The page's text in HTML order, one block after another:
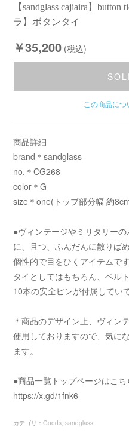
【sandglass cajiaira】
ラ】ボタンタイ
￥35,200 (税込)
この商品に
商品詳細
brand＊sandglass
no.＊CG268
color＊G
size＊one(トップ部分幅 約
●ヴィンテージやミリタリー
に、且つ、ふんだんに散りば
個性的で目をひくアイテムです
タイとしてはもちろん、ベル
10本の安全ピンが付属してい
＊商品のデザイン上、ヴィン
使用しておりますので、気に
ます。
●商品一覧トップページはこ
https://x.gd/1fnk6
カテゴリ ：Goods sandglass